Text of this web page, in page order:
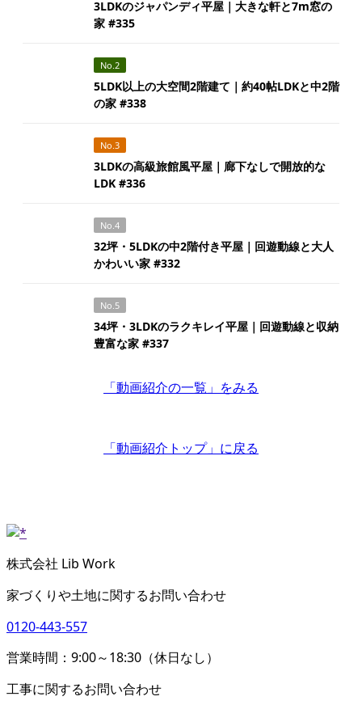
3LDKのジャパンディ平屋｜大きな軒と7m窓の
家 #335
No.2
5LDK以上の大空間2階建て｜約40帖LDKと中2階
の家 #338
No.3
3LDKの高級旅館風平屋｜廊下なしで開放的な
LDK #336
No.4
32坪・5LDKの中2階付き平屋｜回遊動線と大人
かわいい家 #332
No.5
34坪・3LDKのラクキレイ平屋｜回遊動線と収納
豊富な家 #337
「動画紹介の一覧」 をみる
「動画紹介トップ」 に戻る
株式会社 Lib Work
家づくりや土地に関するお問い合わせ
0120-443-557
営業時間：9:00～18:30（休日なし）
工事に関するお問い合わせ